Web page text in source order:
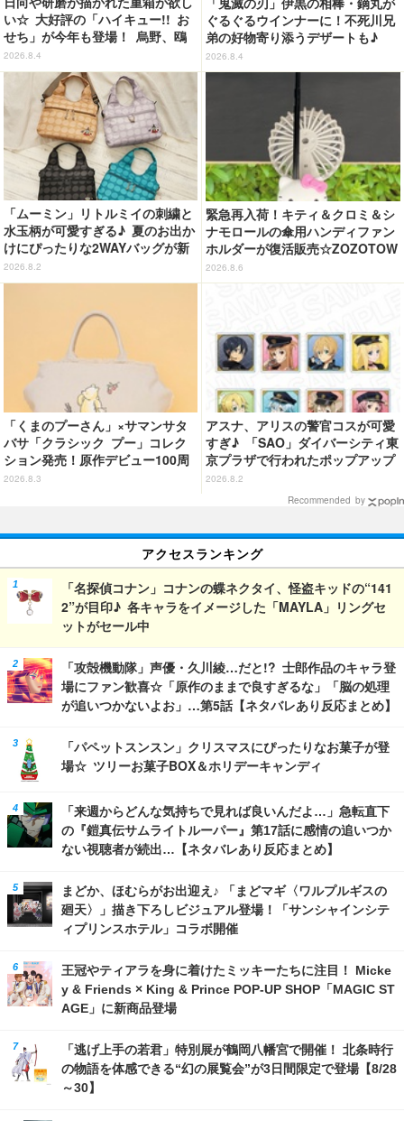
い☆ 大好評の「ハイキュー!! お
せち」が今年も登場！ 烏野、鴎
台、音駒、稲荷崎をイメージした
メニューで構成
2026.8.4
ぐるぐるウインナーに！不死川兄
弟の好物寄り添うデザートも♪
「ジョイフル」コラボ第3弾・第4
弾決定【8月18日～】
2026.8.4
「ムーミン」リトルミイの刺繍と
水玉柄が可愛すぎる♪ 夏のお出か
けにぴったりな2WAYバッグが新
登場
2026.8.2
緊急再入荷！キティ＆クロミ＆シ
ナモロールの傘用ハンディファン
ホルダーが復活販売☆ZOZOTOW
Nにて
2026.8.6
「くまのプーさん」×サマンサタ
バサ「クラシック プー」コレク
ション発売！原作デビュー100周
年記念でハンドバッグや財布など
2026.8.3
アスナ、アリスの警官コスが可愛
すぎ♪ 「SAO」ダイバーシティ東
京プラザで行われたポップアップ
ショップの事後通販がスタート！
2026.8.2
Recommended by
アクセスランキング
「名探偵コナン」コナンの蝶ネクタイ、怪盗キッドの“141
2”が目印♪ 各キャラをイメージした「MAYLA」リングセ
ットがセール中
「攻殻機動隊」声優・久川綾…だと!? 士郎作品のキャラ登
場にファン歓喜☆「原作のままで良すぎるな」「脳の処理
が追いつかないよお」…第5話【ネタバレあり反応まとめ】
「パペットスンスン」クリスマスにぴったりなお菓子が登
場☆ ツリーお菓子BOX＆ホリデーキャンディ
「来週からどんな気持ちで見れば良いんだよ…」急転直下
の『鎧真伝サムライトルーパー』第17話に感情の追いつか
ない視聴者が続出…【ネタバレあり反応まとめ】
まどか、ほむらがお出迎え♪ 「まどマギ〈ワルプルギスの
廻天〉」描き下ろしビジュアル登場！「サンシャインシテ
ィプリンスホテル」コラボ開催
王冠やティアラを身に着けたミッキーたちに注目！ Micke
y & Friends × King & Prince POP-UP SHOP「MAGIC ST
AGE」に新商品登場
「逃げ上手の若君」特別展が鶴岡八幡宮で開催！ 北条時行
の物語を体感できる“幻の展覧会”が3日間限定で登場【8/28
～30】